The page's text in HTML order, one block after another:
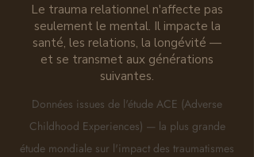
Le trauma relationnel n'affecte pas
seulement le mental. Il impacte la
santé, les relations, la longévité —
et se transmet aux générations
suivantes.
Données issues de l'étude ACE (Adverse
Childhood Experiences) — la plus grande
étude mondiale sur l'impact des traumatismes